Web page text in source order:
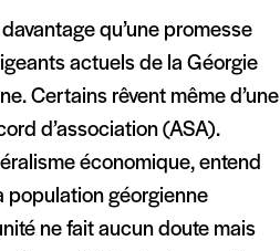
qu’une promesse
actuels de la Géorgie
Certains rêvent même d’une
d’association (ASA).
économique, entend
population géorgienne
ne fait aucun doute mais